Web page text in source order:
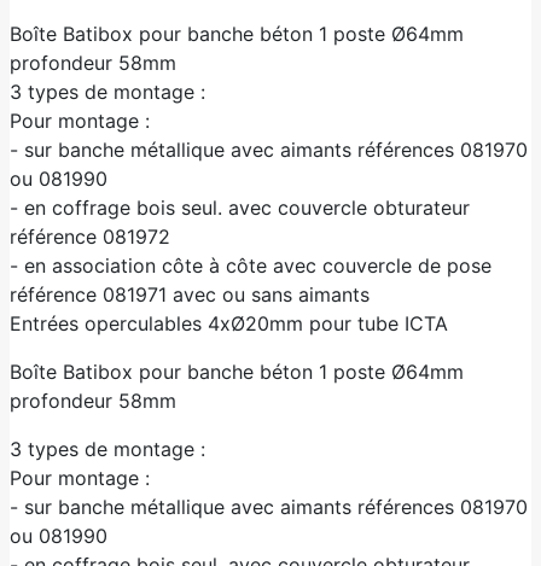
Boîte Batibox pour banche béton 1 poste Ø64mm
profondeur 58mm
3 types de montage :
Pour montage :
- sur banche métallique avec aimants références 081970
ou 081990
- en coffrage bois seul. avec couvercle obturateur
référence 081972
- en association côte à côte avec couvercle de pose
référence 081971 avec ou sans aimants
Entrées operculables 4xØ20mm pour tube ICTA
Boîte Batibox pour banche béton 1 poste Ø64mm
profondeur 58mm
3 types de montage :
Pour montage :
- sur banche métallique avec aimants références 081970
ou 081990